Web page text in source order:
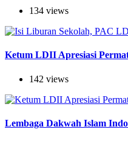
134 views
Ketum LDII Apresiasi
142 views
Lembaga Dakwah Islam